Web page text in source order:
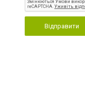
Відправити